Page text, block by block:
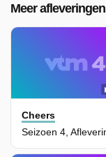
Meer afleveringen
Cheers